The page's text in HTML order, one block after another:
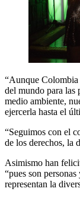
“Aunque Colombia
del mundo para las
medio ambiente,
ejercerla hasta el
“Seguimos con el
de los derechos, la
Asimismo han
“pues son
representan la